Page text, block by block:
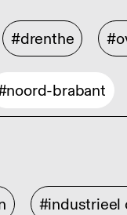
#drenthe
brabant
#industrieel